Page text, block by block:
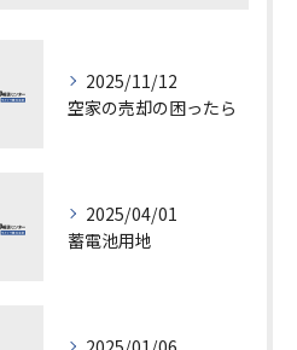
2025/11/12
空家の売却の困ったら
2025/04/01
蓄電池用地